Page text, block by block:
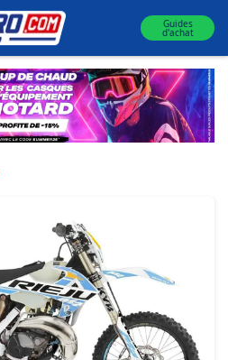
Guides
d'achat